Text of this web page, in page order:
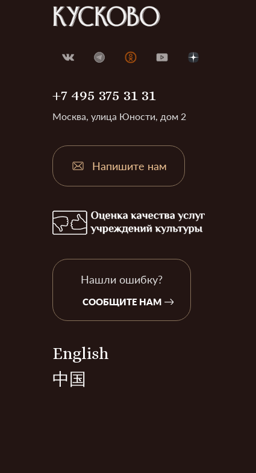
+7 495 375 31 31
Москва, улица Юности, дом 2
Напишите нам
Нашли ошибку?
СООБЩИТЕ НАМ
English
中国